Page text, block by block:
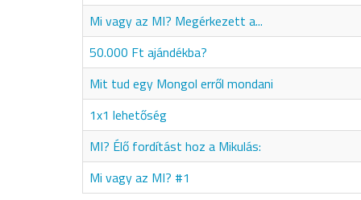
Mi vagy az MI? Megérkezett a...
50.000 Ft ajándékba?
Mit tud egy Mongol erről mondani
1x1 lehetőség
MI? Élő fordítást hoz a Mikulás:
Mi vagy az MI? #1